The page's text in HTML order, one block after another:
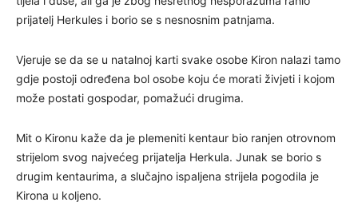
prijatelj Herkules i borio se s nesnosnim patnjama.
Vjeruje se da se u natalnoj karti svake osobe Kiron nalazi tamo
gdje postoji određena bol osobe koju će morati živjeti i kojom
može postati gospodar, pomažući drugima.
Mit o Kironu kaže da je plemeniti kentaur bio ranjen otrovnom
strijelom svog najvećeg prijatelja Herkula. Junak se borio s
drugim kentaurima, a slučajno ispaljena strijela pogodila je
Kirona u koljeno.